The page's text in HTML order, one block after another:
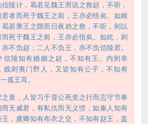
陵计，曷若见魏王而说之救赵，不听，
者而死于魏王之前，王亦必悟矣。如姬
若乘王之隙而日夜劝之救，不听，则以
死于魏王之前，王亦必悟矣。如此，则
不负赵；二人不负王，亦不负信陵君。
信陵知有婚姻之赵，不知有王。内则幸
贱则夷门野人，又皆知有公子，不知有
孤王耳。
，人皆习于背公死党之行而忘守节奉
无威君，有私仇而无义愤，如秦人知有
，虞卿知有布衣之交，不知有赵王，盖